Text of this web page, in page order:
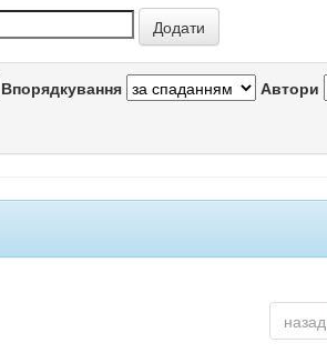
Впорядкування Автори
назад